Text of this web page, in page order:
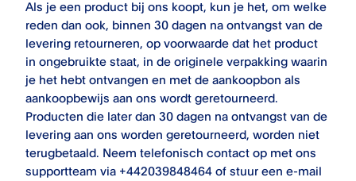
Als je een product bij ons koopt, kun je het, om welke
reden dan ook, binnen 30 dagen na ontvangst van de
levering retourneren, op voorwaarde dat het product
in ongebruikte staat, in de originele verpakking waarin
je het hebt ontvangen en met de aankoopbon als
aankoopbewijs aan ons wordt geretourneerd.
Producten die later dan 30 dagen na ontvangst van de
levering aan ons worden geretourneerd, worden niet
terugbetaald. Neem telefonisch contact op met ons
supportteam via +442039848464 of stuur een e-mail